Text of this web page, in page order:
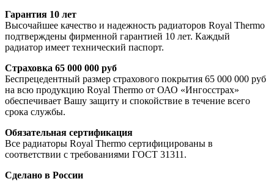
Гарантия 10 лет
Высочайшее качество и надежность радиаторов Royal Thermo
подтверждены фирменной гарантией 10 лет. Каждый
радиатор имеет технический паспорт.
Страховка 65 000 000 руб
Беспрецедентный размер страхового покрытия 65 000 000 руб
на всю продукцию Royal Thermo от ОАО «Ингосстрах»
обеспечивает Вашу защиту и спокойствие в течение всего
срока службы.
Обязательная сертификация
Все радиаторы Royal Thermo сертифицированы в
соответствии с требованиями ГОСТ 31311.
Сделано в России